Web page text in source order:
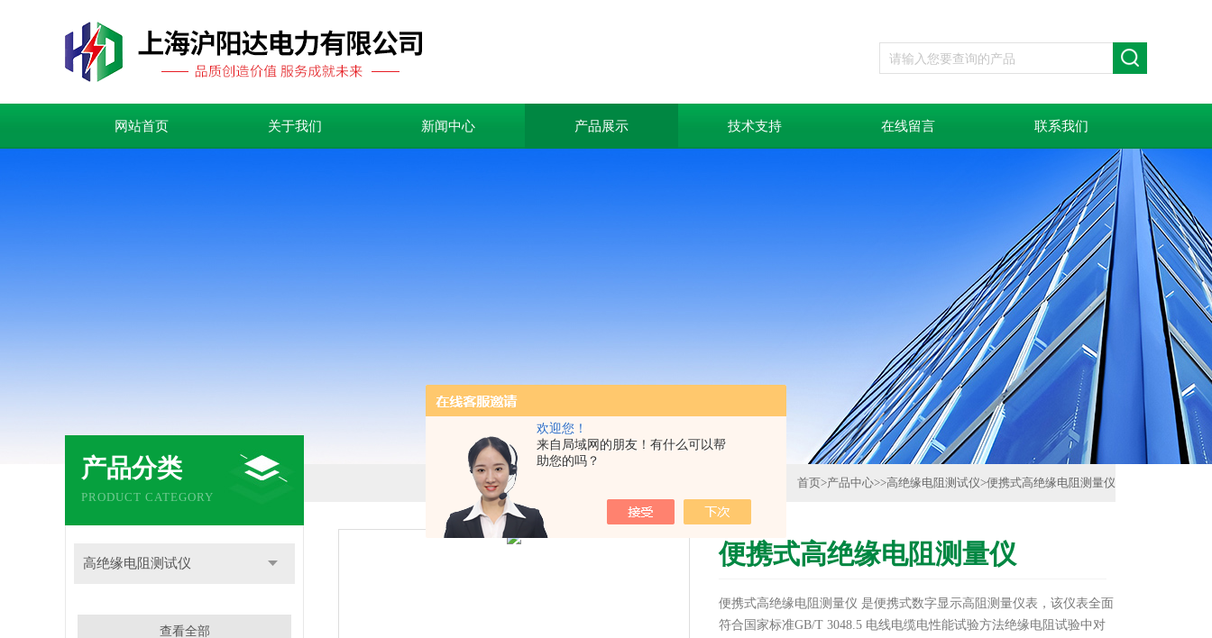
欢迎您！
来自局域网的朋友！有什么可以帮
助您的吗？
网站首页 关于我们 新闻中心 产品展示 技术支持 在线留言 联系我们
产品分类
PRODUCT CATEGORY
高绝缘电阻测试仪
查看全部
首页>产品中心>>高绝缘电阻测试仪>便携式高绝缘电阻测量仪
便携式高绝缘电阻测量仪
便携式高绝缘电阻测量仪 是便携式数字显示高阻测量仪表，该仪表全面
符合国家标准GB/T 3048.5 电线电缆电性能试验方法绝缘电阻试验中对